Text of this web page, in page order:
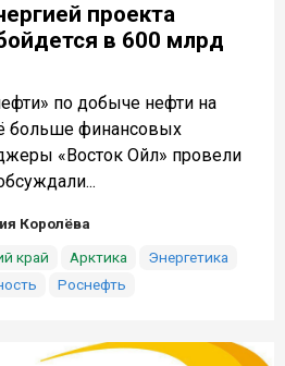
проекта
в 600 млрд
по добыче нефти на
больше финансовых
«Восток Ойл» провели
Королёва
край Арктика
Энергетика
Роснефть